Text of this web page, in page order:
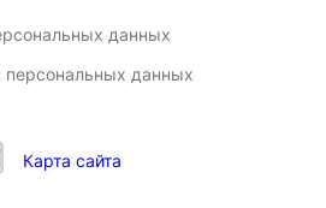
данных
персональных данных
Карта сайта